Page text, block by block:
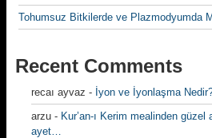
Tohumsuz Bitkilerde ve Plazmodyumda
Recent Comments
recaı ayvaz - İyon ve İyonlaşma
arzu - Kur’an-ı Kerim mealinden
ayet…